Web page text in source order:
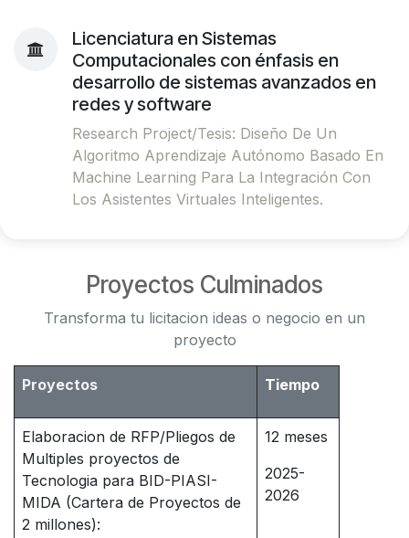
Licenciatura en Sistemas
Computacionales con énfasis en
desarrollo de sistemas avanzados en
redes y software
Research Project/Tesis: Diseño De Un
Algoritmo Aprendizaje Autónomo Basado En
Machine Learning Para La Integración Con
Los Asistentes Virtuales Inteligentes.
Proyectos Culminados
Transforma tu licitacion ideas o negocio en un
proyecto
Proyectos Tiempo
Elaboracion de RFP/Pliegos de
Multiples proyectos de
Tecnologia para BID-PIASI-
MIDA (Cartera de Proyectos de
2 millones):
12 meses
2025-
2026